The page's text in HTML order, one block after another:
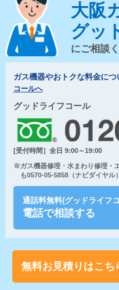
大阪
グッ
にご相談
ガス機器やおトクな料金に
コールへ
グッドライフコール
[受付時間］全日 9:00～19:00
※ガス機器修理・水まわり修理・
も0570-05-5858（ナビダイヤル
通話料無料(グッドライフ
電話で相談する
無料お見積りはこち